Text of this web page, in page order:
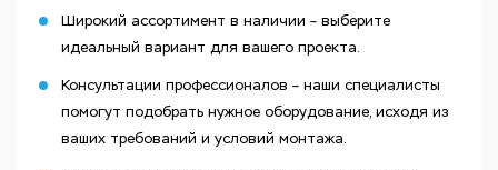
Широкий ассортимент в наличии – выберите
идеальный вариант для вашего проекта.
Консультации профессионалов – наши специалисты
помогут подобрать нужное оборудование, исходя из
ваших требований и условий монтажа.